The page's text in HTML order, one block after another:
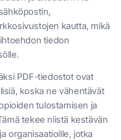
kautta, mikä
tiedon
PDF-tiedostot ovat
koska ne vähentävät
tulostamisen ja
tekee niistä kestävän
organisaatioille, jotka